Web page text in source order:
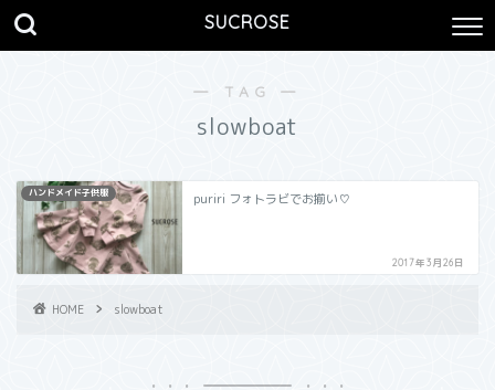
SUCROSE
― TAG ―
slowboat
ハンドメイド子供服 puriri フォトラビでお揃い♡
2017年3月26日
HOME slowboat